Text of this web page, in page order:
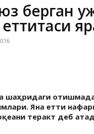
берган
еттитаси
шаҳридаги
Яна етти
теракт деб